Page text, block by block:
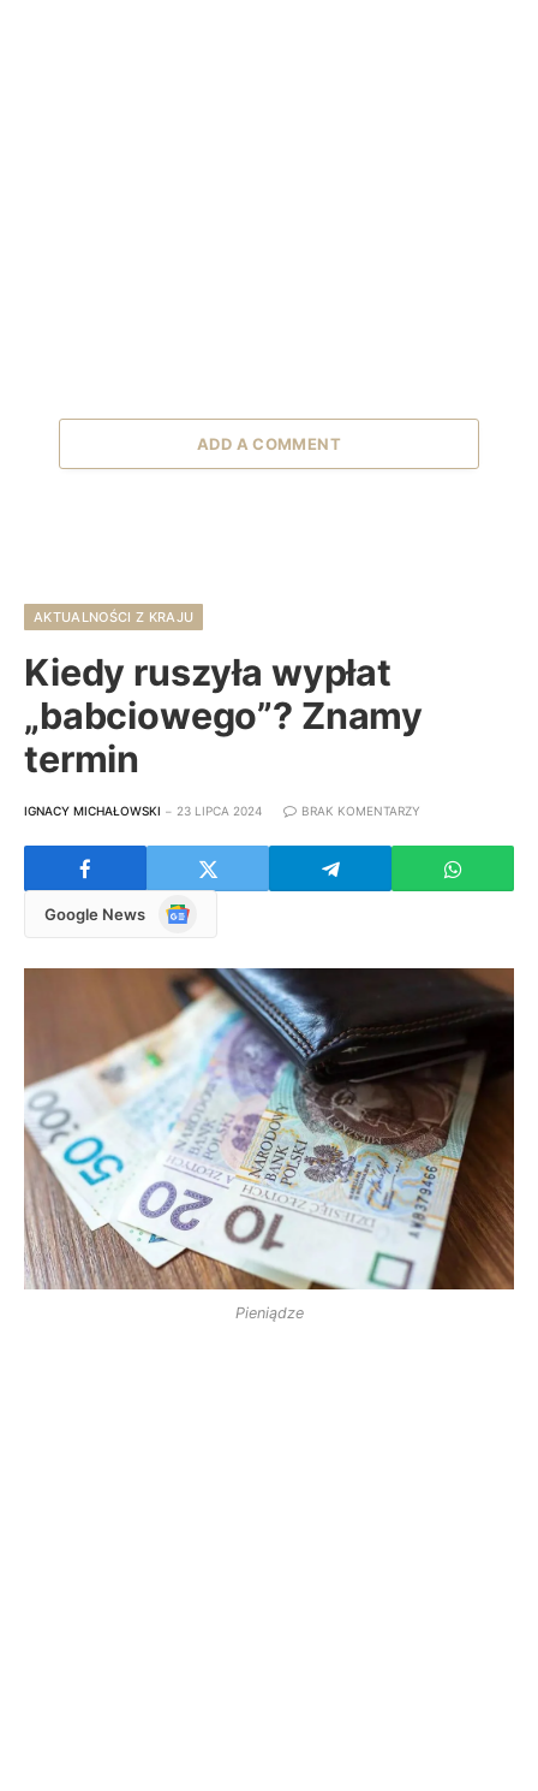
ADD A COMMENT
AKTUALNOŚCI Z KRAJU
Kiedy ruszyła wypłat
„babciowego”? Znamy
termin
IGNACY MICHAŁOWSKI 23 LIPCA 2024 BRAK KOMENTARZY
Google News
Google
Pieniądze